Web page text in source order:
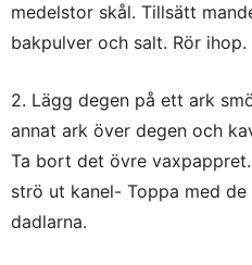
medelstor skål. Tillsätt
bakpulver och salt. Rör ihop.
2. Lägg degen på ett ark
annat ark över degen och
Ta bort det övre
strö ut kanel- Toppa med
dadlarna.